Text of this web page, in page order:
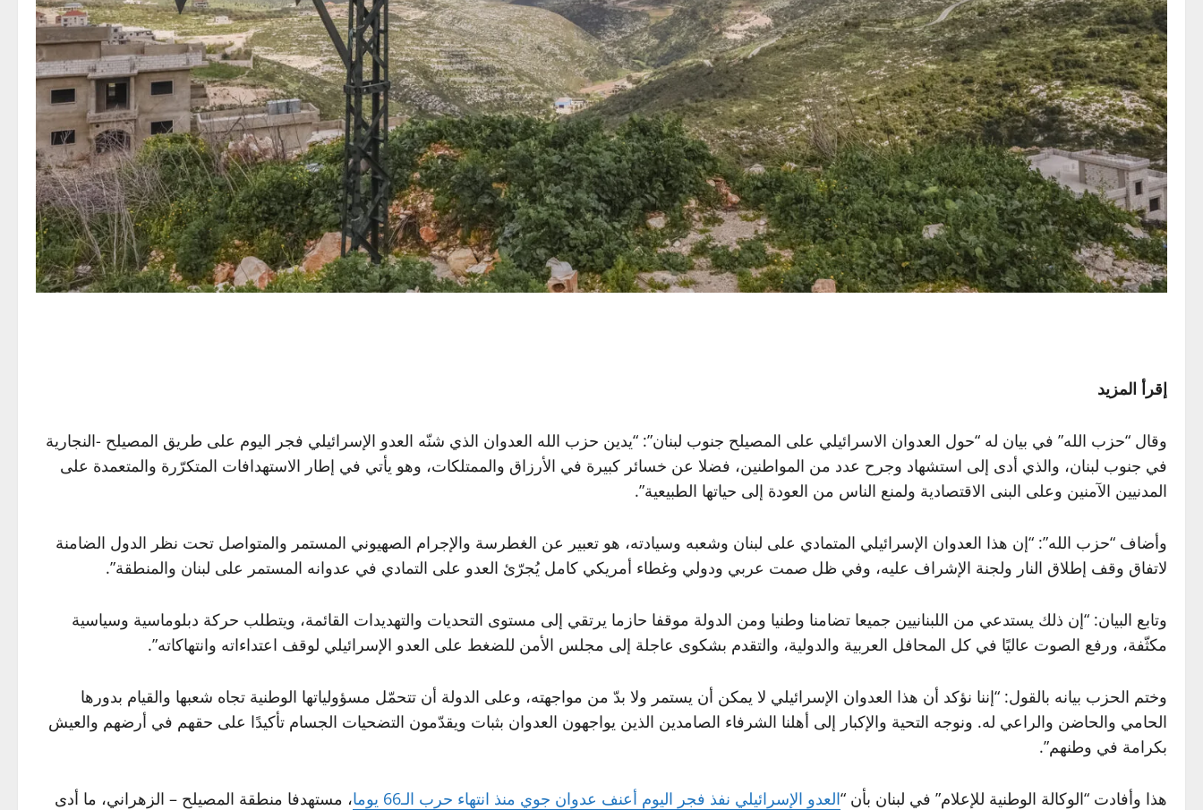
إقرأ المزيد
وقال “حزب الله” في بيان له “حول العدوان الاسرائيلي على المصيلح جنوب لبنان”:‏ “يدين حزب الله العدوان الذي شنّه العدو الإسرائيلي فجر اليوم على طريق المصيلح -‏النجارية
في جنوب ‏لبنان، ‏والذي أدى إلى استشهاد وجرح عدد من المواطنين، فضلا ‏عن خسائر كبيرة في الأرزاق ‏والممتلكات، وهو يأتي ‏في إطار الاستهدافات ‏المتكرّرة والمتعمدة على
المدنيين الآمنين وعلى البنى الاقتصادية ولمنع الناس من ‏العودة ‏إلى حياتها الطبيعية”.‏
وأضاف “حزب الله”: “إن هذا العدوان الإسرائيلي المتمادي على لبنان وشعبه وسيادته، هو تعبير عن ‏الغطرسة والإجرام ‏الصهيوني ‏المستمر والمتواصل تحت نظر الدول الضامنة
لاتفاق ‏وقف إطلاق النار ولجنة الإشراف عليه، وفي ظل صمت ‏عربي ودولي وغطاء ‏أمريكي كامل يُجرّئ العدو على التمادي في عدوانه المستمر على لبنان والمنطقة”. ‏
وتابع البيان: “إن ذلك يستدعي من اللبنانيين جميعا تضامنا وطنيا ومن الدولة موقفا حازما يرتقي ‌‏إلى مستوى التحديات ‏والتهديدات القائمة، ويتطلب حركة دبلوماسية وسياسية
مكثّفة، ‏ورفع الصوت عاليًا في كل ‏المحافل العربية ‏والدولية، والتقدم بشكوى عاجلة إلى ‏مجلس الأمن ‏للضغط على العدو الإسرائيلي لوقف اعتداءاته وانتهاكاته”. ‏
وختم الحزب بيانه بالقول: “إننا نؤكد أن هذا العدوان الإسرائيلي لا يمكن أن يستمر ولا بدّ من مواجهته، وعلى ‏الدولة أن تتحمّل مسؤولياتها ‏الوطنية تجاه شعبها والقيام بدورها
الحامي والحاضن ‏والراعي له. ونوجه التحية والإكبار إلى أهلنا الشرفاء ‏الصامدين الذين يواجهون ‏العدوان بثبات ويقدّمون التضحيات الجسام تأكيدًا على حقهم في أرضهم والعيش
‏بكرامة ‏في وطنهم”.‏
هذا وأفادت “الوكالة الوطنية للإعلام” في لبنان بأن “العدو الإسرائيلي نفذ فجر اليوم أعنف عدوان جوي منذ انتهاء حرب الـ66 يوما ، مستهدفا منطقة المصيلح – الزهراني، ما أدى